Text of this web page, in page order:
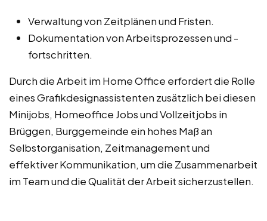
Verwaltung von Zeitplänen und Fristen.
Dokumentation von Arbeitsprozessen und -
fortschritten.
Durch die Arbeit im Home Office erfordert die Rolle
eines Grafikdesignassistenten zusätzlich bei diesen
Minijobs, Homeoffice Jobs und Vollzeitjobs in
Brüggen, Burggemeinde ein hohes Maß an
Selbstorganisation, Zeitmanagement und
effektiver Kommunikation, um die Zusammenarbeit
im Team und die Qualität der Arbeit sicherzustellen.